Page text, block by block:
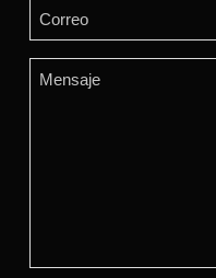
Email
(Required)
Comments